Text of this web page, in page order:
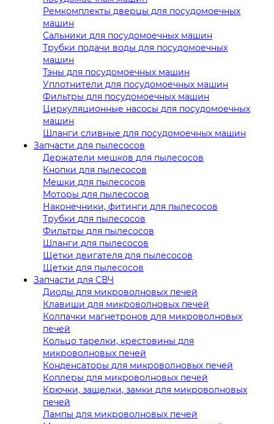
Ремкомплекты дверцы для посудомоечных
машин
Сальники для посудомоечных машин
Трубки подачи воды для посудомоечных
машин
Тэны для посудомоечных машин
Уплотнители для посудомоечных машин
Фильтры для посудомоечных машин
Циркуляционные насосы для посудомоечных
машин
Шланги сливные для посудомоечных машин
Запчасти для пылесосов
Держатели мешков для пылесосов
Кнопки для пылесосов
Мешки для пылесосов
Моторы для пылесосов
Наконечники, фитинги для пылесосов
Трубки для пылесосов
Фильтры для пылесосов
Шланги для пылесосов
Щетки двигателя для пылесосов
Щетки для пылесосов
Запчасти для СВЧ
Диоды для микроволновых печей
Клавиши для микроволновых печей
Колпачки магнетронов для микроволновых
печей
Кольцо тарелки, крестовины для
микроволновых печей
Конденсаторы для микроволновых печей
Коплеры для микроволновых печей
Крючки, защелки, замки для микроволновых
печей
Лампы для микроволновых печей